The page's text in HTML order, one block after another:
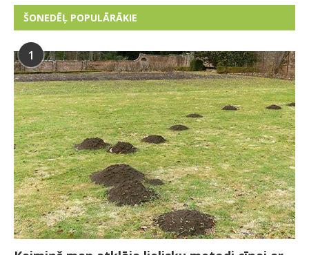
ŠONEDĒĻ POPULĀRĀKIE
1